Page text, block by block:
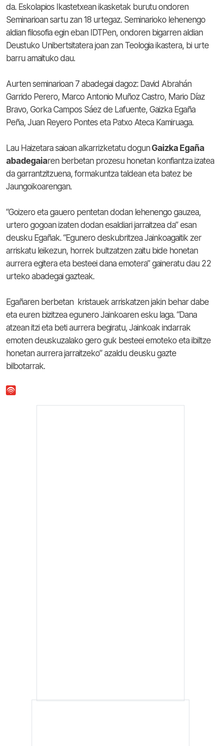
da. Eskolapios Ikastetxean ikasketak burutu ondoren
Seminarioan sartu zan 18 urtegaz. Seminarioko lehenengo
aldian filosofia egin eban IDTPen, ondoren bigarren aldian
Deustuko Unibertsitatera joan zan Teologia ikastera, bi urte
barru amaituko dau.
Aurten seminarioan 7 abadegai dagoz: David Abrahán
Garrido Perero, Marco Antonio Muñoz Castro, Mario Díaz
Bravo, Gorka Campos Sáez de Lafuente, Gaizka Egaña
Peña, Juan Reyero Pontes eta Patxo Ateca Kamiruaga.
Lau Haizetara saioan alkarrizketatu dogun Gaizka Egaña
abadegaiaren berbetan prozesu honetan konfiantza izatea
da garrantzitzuena, formakuntza taldean eta batez be
Jaungoikoarengan.
“Goizero eta gauero pentetan dodan lehenengo gauzea,
urtero gogoan izaten dodan esaldiari jarraitzea da” esan
deusku Egañak. “Egunero deskubritzea Jainkoagaitik zer
arriskatu leikezun, horrek bultzatzen zaitu bide honetan
aurrera egitera eta besteei dana emotera” gaineratu dau 22
urteko abadegai gazteak.
Egañaren berbetan kristauek arriskatzen jakin behar dabe
eta euren bizitzea egunero Jainkoaren esku laga. “Dana
atzean itzi eta beti aurrera begiratu, Jainkoak indarrak
emoten deuskuzalako gero guk besteei emoteko eta ibiltze
honetan aurrera jarraitzeko” azaldu deusku gazte
bilbotarrak.